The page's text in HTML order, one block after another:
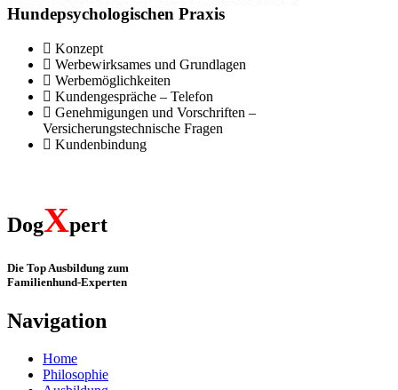
Hundepsychologischen Praxis
Konzept
Werbewirksames und Grundlagen
Werbemöglichkeiten
Kundengespräche – Telefon
Genehmigungen und Vorschriften –
Versicherungstechnische Fragen
Kundenbindung
DogXpert
Die Top Ausbildung zum
Familienhund-Experten
Navigation
Home
Philosophie